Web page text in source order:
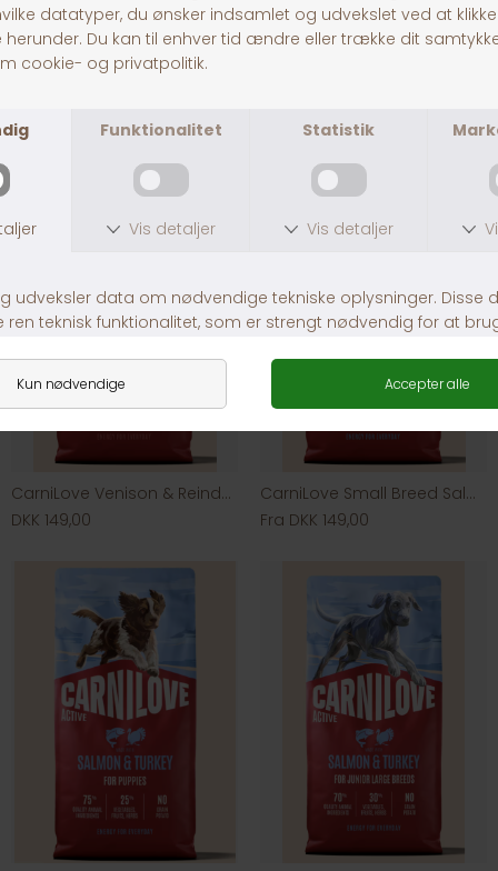
1-3 dages levering
Andre købte også
CarniLove Venison & Reindeer & Wild Boar
DKK 149,00
CarniLove Small Breed Salmon & Turkey
Fra DKK 149,00